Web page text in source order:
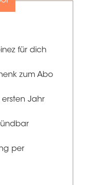
für dich
zum Abo
ersten Jahr
per